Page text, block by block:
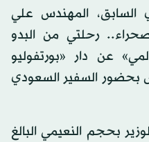
السابق، المهندس علي
رحلتي من البدو
عن دار «بورتفوليو
بحضور السفير السعودي
بحجم النعيمي البالغ